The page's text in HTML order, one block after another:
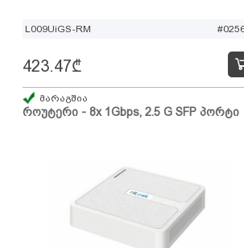
L009UiGS-RM
როუტერი - 8x 1Gbps, 2.5 G SFP პორტი
423.47₾
მარაგშია